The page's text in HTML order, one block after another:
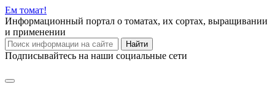
Ем томат!
Информационный портал о томатах, их сортах, выращивании
и применении
Найти
Подписывайтесь на наши социальные сети